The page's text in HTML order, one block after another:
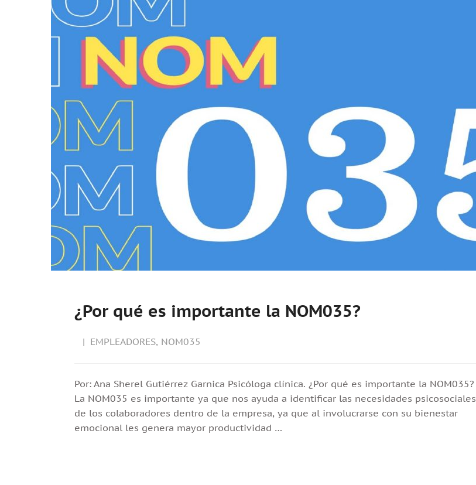
¿Por qué es importante la NOM035?
EMPLEADORES, NOM035
Por: Ana Sherel Gutiérrez Garnica Psicóloga clínica. ¿Por qué es importante la NOM035?
La NOM035 es importante ya que nos ayuda a identificar las necesidades psicosociales
de los colaboradores dentro de la empresa, ya que al involucrarse con su bienestar
emocional les genera mayor productividad …